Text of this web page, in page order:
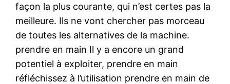
façon la plus courante, qui n’est certes pas la
meilleure. Ils ne vont chercher pas morceau
de toutes les alternatives de la machine.
prendre en main Il y a encore un grand
potentiel à exploiter, prendre en main
réfléchissez à l’utilisation prendre en main de